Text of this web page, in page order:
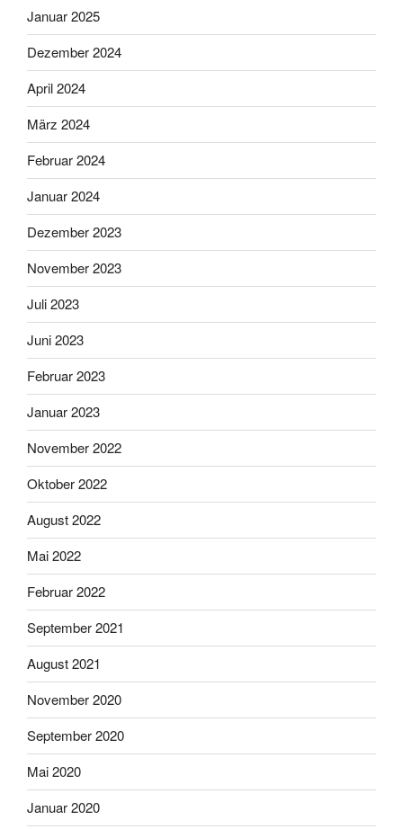
Januar 2025
Dezember 2024
April 2024
März 2024
Februar 2024
Januar 2024
Dezember 2023
November 2023
Juli 2023
Juni 2023
Februar 2023
Januar 2023
November 2022
Oktober 2022
August 2022
Mai 2022
Februar 2022
September 2021
August 2021
November 2020
September 2020
Mai 2020
Januar 2020